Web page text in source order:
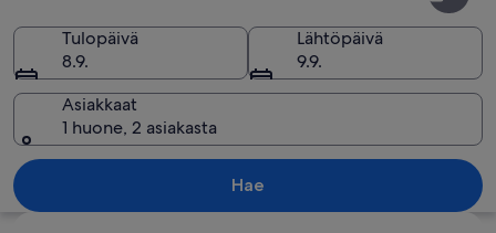
Joki virtaa metsäisen laakson läpi, ja
Tulopäivä
8.9.
Lähtöpäivä
9.9.
Asiakkaat
1 huone, 2 asiakasta
Hae